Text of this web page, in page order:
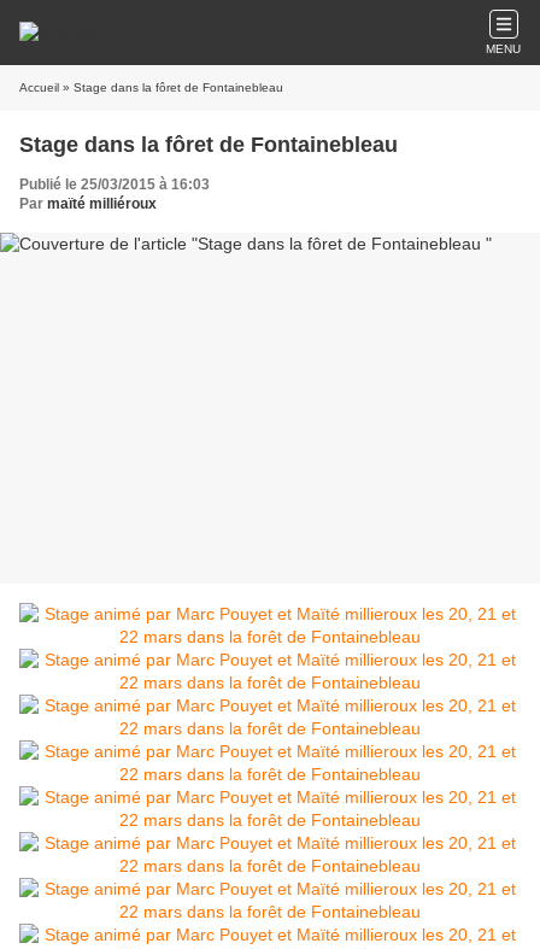
MENU
Accueil » Stage dans la fôret de Fontainebleau
Stage dans la fôret de Fontainebleau
Publié le 25/03/2015 à 16:03
Par maïté milliéroux